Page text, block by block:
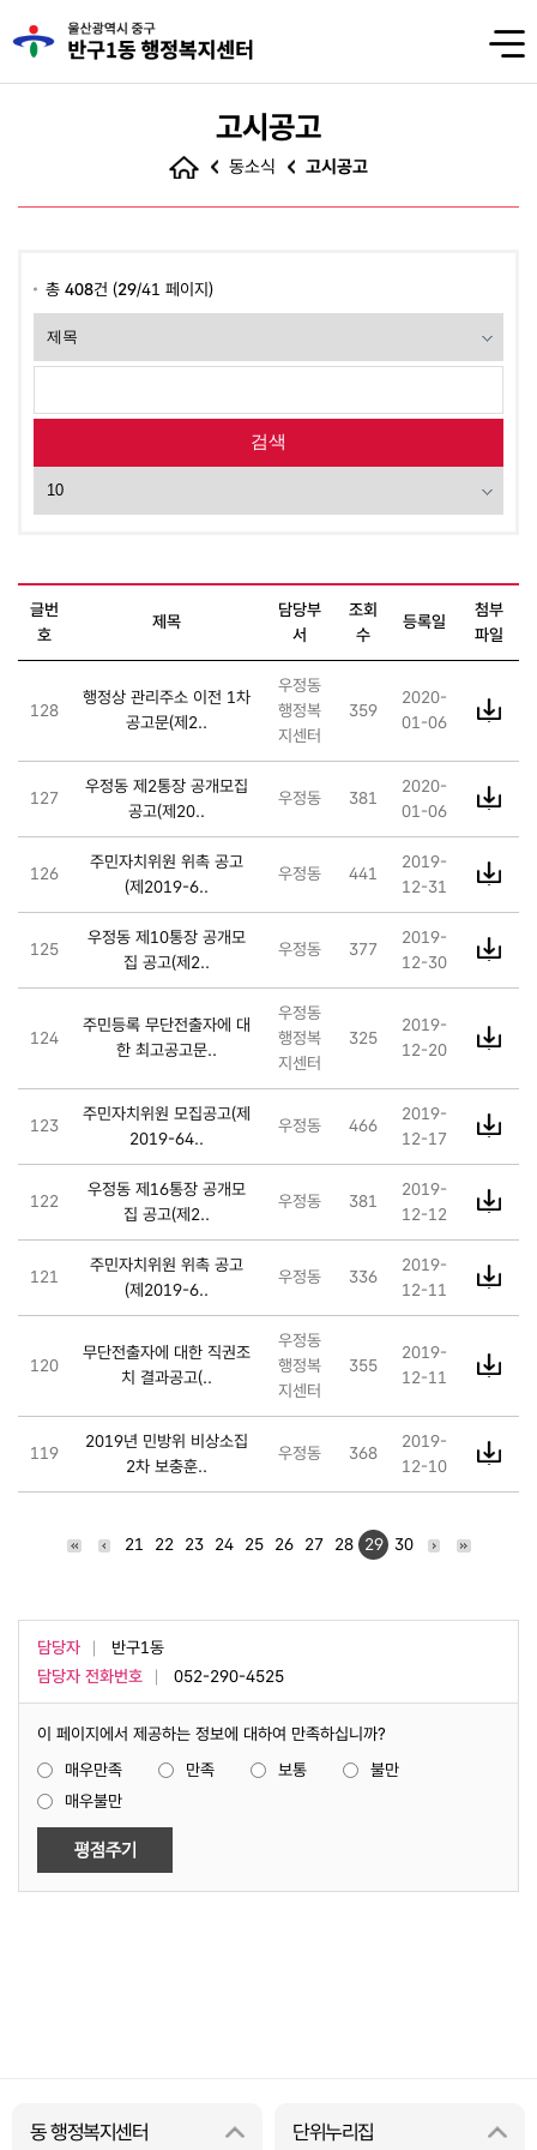
고시공고
동소식 고시공고
총 408건 (29/41 페이지)
고시공고 게시물 목록
으로 글번호 , 제목 , 부서명 , 등록일 ,
조회수 , 첨부파일 아이콘 다운로드 , 작성자 등을 제공
글번
호
제목
담당부
서
조회
수
등록일
첨부
파일
128
행정상 관리주소 이전 1차
공고문(제2..
우정동
행정복
지센터
359
2020-
01-06
127
우정동 제2통장 공개모집
공고(제20..
우정동 381
2020-
01-06
126
주민자치위원 위촉 공고
(제2019-6..
우정동 441
2019-
12-31
125
우정동 제10통장 공개모
집 공고(제2..
우정동 377
2019-
12-30
124
주민등록 무단전출자에 대
한 최고공고문..
우정동
행정복
지센터
325
2019-
12-20
123
주민자치위원 모집공고(제
2019-64..
우정동 466
2019-
12-17
122
우정동 제16통장 공개모
집 공고(제2..
우정동 381
2019-
12-12
121
주민자치위원 위촉 공고
(제2019-6..
우정동 336
2019-
12-11
120
무단전출자에 대한 직권조
치 결과공고(..
우정동
행정복
지센터
355
2019-
12-11
119
2019년 민방위 비상소집
2차 보충훈..
우정동 368
2019-
12-10
21 22 23 24 25 26 27 28 29 30
담당자
반구1동
담당자 전화번호
052-290-4525
이 페이지에서 제공하는 정보에 대하여 만족하십니까?
매우만족
만족 보통
불만
매우불만
동 행정복지센터 단위누리집